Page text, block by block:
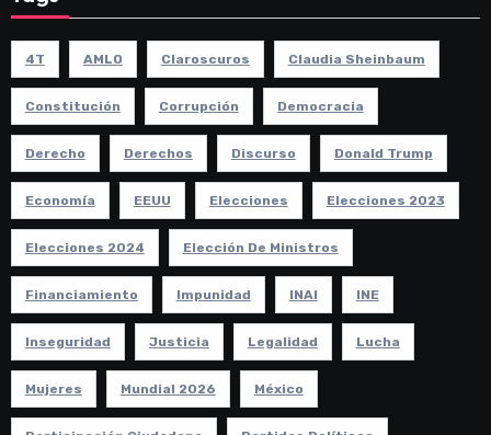
4T AMLO Claroscuros Claudia Sheinbaum
Constitución Corrupción Democracia
Derecho Derechos Discurso Donald Trump
Economía EEUU Elecciones Elecciones 2023
Elecciones 2024 Elección De Ministros
Financiamiento Impunidad INAI INE
Inseguridad Justicia Legalidad Lucha
Mujeres Mundial 2026 México